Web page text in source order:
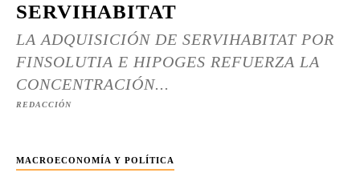
SERVIHABITAT
LA ADQUISICIÓN DE SERVIHABITAT POR
FINSOLUTIA E HIPOGES REFUERZA LA
CONCENTRACIÓN...
REDACCIÓN
MACROECONOMÍA Y POLÍTICA